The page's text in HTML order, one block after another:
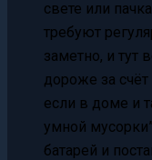
свете или
требуют
заметно, и тут
дороже за
если в доме и
умной
батарей и